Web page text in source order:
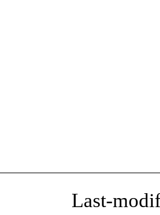
Last-